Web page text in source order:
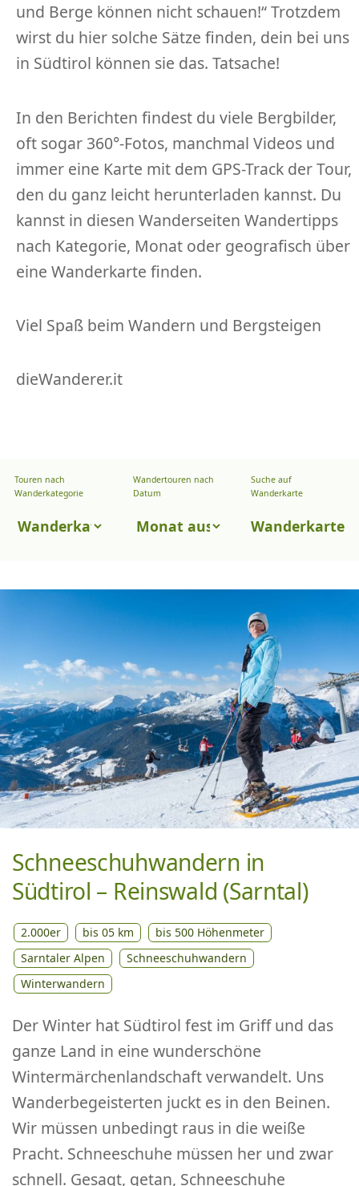
und Berge können nicht schauen!“ Trotzdem
wirst du hier solche Sätze finden, dein bei uns
in Südtirol können sie das. Tatsache!
In den Berichten findest du viele Bergbilder,
oft sogar 360°-Fotos, manchmal Videos und
immer eine Karte mit dem GPS-Track der Tour,
den du ganz leicht herunterladen kannst. Du
kannst in diesen Wanderseiten Wandertipps
nach Kategorie, Monat oder geografisch über
eine Wanderkarte finden.
Viel Spaß beim Wandern und Bergsteigen
dieWanderer.it
Touren nach
Wanderkategorie
Touren
Wandertouren nach
Datum
Wandertouren
Datum
Suche auf
Wanderkarte
Wanderkarte
Schneeschuhwandern in
Südtirol – Reinswald (Sarntal)
2.000er bis 05 km
bis 500 Höhenmeter
Sarntaler Alpen
Schneeschuhwandern
Winterwandern
Der Winter hat Südtirol fest im Griff und das
ganze Land in eine wunderschöne
Wintermärchenlandschaft verwandelt. Uns
Wanderbegeisterten juckt es in den Beinen.
Wir müssen unbedingt raus in die weiße
Pracht. Schneeschuhe müssen her und zwar
schnell. Gesagt, getan, Schneeschuhe